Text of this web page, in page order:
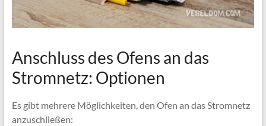
Anschluss des Ofens an das
Stromnetz: Optionen
Es gibt mehrere Möglichkeiten, den Ofen an das Stromnetz
anzuschließen: